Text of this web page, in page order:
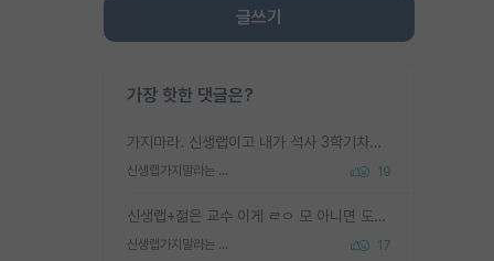
글쓰기
가장 핫한 댓글은?
가지마라. 신생랩이고 내가 석사 3학기차인데 최고참인데 나도 아무것도 모르는데 교수가 후배들 왜 논문 교육 안시키냐. 논문 왜 안 써오냐 닦달한다
신생랩가지말라는 이유가 있었구나 19
신생랩+젊은 교수 이게 ㄹㅇ 모 아니면 도인듯.
신생랩가지말라는 이유가 있었구나 17